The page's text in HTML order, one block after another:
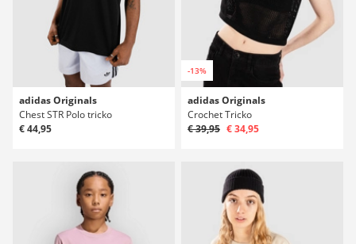
adidas Originals
Chest STR Polo tricko
€ 44,95
-13%
adidas Originals
Crochet Tricko
€ 39,95 € 34,95